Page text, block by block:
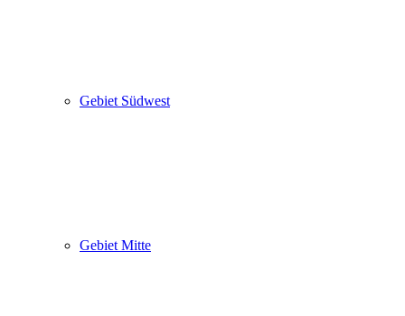
Gebiet Südwest
Gebiet Mitte